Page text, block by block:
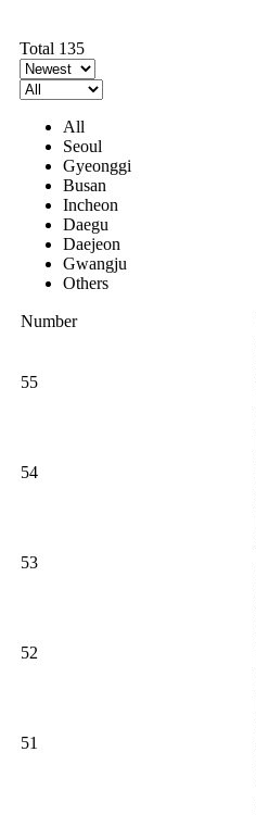
Total 135
All
Seoul
Gyeonggi
Busan
Incheon
Daegu
Daejeon
Gwangju
Others
Number
55
54
53
52
51